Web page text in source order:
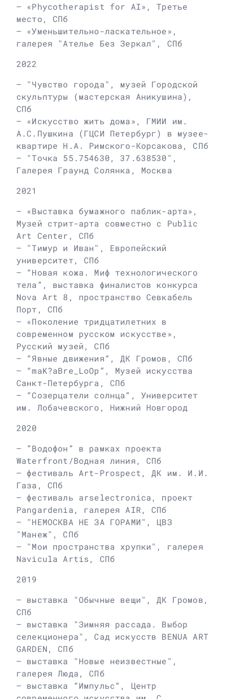
– «Phycotherapist for AI», Третье
место, СПб
– «Уменьшительно-ласкательное»,
галерея "Ателье Без Зеркал", СПб
2022
– "Чувство города", музей Городской
скульптуры (мастерская Аникушина),
СПб
– «Искусство жить дома», ГМИИ им.
А.С.Пушкина (ГЦСИ Петербург) в музее-
квартире Н.А. Римского-Корсакова, СПб
– "Точка 55.754630, 37.638530",
Галерея Граунд Солянка, Москва
2021
– «Выставка бумажного паблик-арта»,
Музей стрит-арта совместно с Public
Art Center, СПб
– "Тимур и Иван", Европейский
университет, СПб
– “Новая кожа. Миф технологического
тела”, выставка финалистов конкурса
Nova Art 8, пространство Севкабель
Порт, СПб
– «Поколение тридцатилетних в
современном русском искусстве»,
Русский музей, СПб
– “Явные движения“, ДК Громов, СПб
– “maK?aBre_LoOp”, Музей искусства
Санкт-Петербурга, СПб
– “Созерцатели солнца“, Университет
им. Лобачевского, Нижний Новгород
2020
– ”Водофон” в рамках проекта
Waterfront/Водная линия, СПб
– фестиваль Art-Prospect, ДК им. И.И.
Газа, СПб
– фестиваль arselectronica, проект
Pangardenia, галерея AIR, СПб
– "НЕМОСКВА НЕ ЗА ГОРАМИ", ЦВЗ
"Манеж", СПб
– "Мои пространства хрупки", галерея
Navicula Artis, СПб
2019
– выставка "Обычные вещи", ДК Громов,
СПб
– выставка "Зимняя рассада. Выбор
селекционера", Сад искусств BENUA ART
GARDEN, СПб
– выставка "Новые неизвестные",
галерея Люда, СПб
– выставка “Импульс“, Центр